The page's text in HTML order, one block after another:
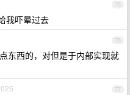
75
我吓晕过去
76
东西的，对但是于内部实现就
77